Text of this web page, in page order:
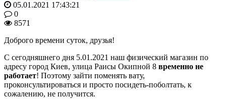
05.01.2021 17:43:21
0
8571
Доброго времени суток, друзья!
С сегодняшнего дня 5.01.2021 наш физический магазин по
адресу город Киев, улица Раисы Окипной 8 временно не
работает! Поэтому зайти поменять вату,
проконсультироваться и просто посидеть-поболтать, к
сожалению, не получится.